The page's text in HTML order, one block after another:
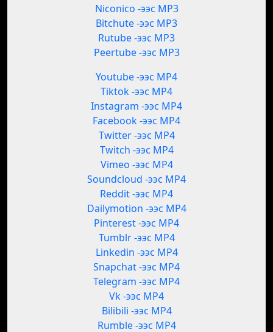
Niconico -ээс MP3
Bitchute -ээс MP3
Rutube -ээс MP3
Peertube -ээс MP3
Youtube -ээс MP4
Tiktok -ээс MP4
Instagram -ээс MP4
Facebook -ээс MP4
Twitter -ээс MP4
Twitch -ээс MP4
Vimeo -ээс MP4
Soundcloud -ээс MP4
Reddit -ээс MP4
Dailymotion -ээс MP4
Pinterest -ээс MP4
Tumblr -ээс MP4
Linkedin -ээс MP4
Snapchat -ээс MP4
Telegram -ээс MP4
Vk -ээс MP4
Bilibili -ээс MP4
Rumble -ээс MP4